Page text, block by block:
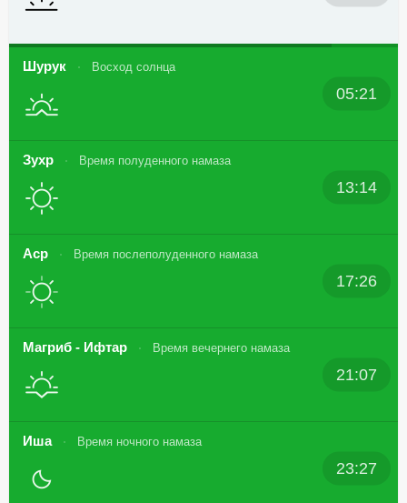
Шурук Восход солнца
05:21
Зухр Время полуденного намаза
13:14
Аср Время послеполуденного намаза
17:26
Магриб - Ифтар Время вечернего намаза
21:07
Иша Время ночного намаза
23:27